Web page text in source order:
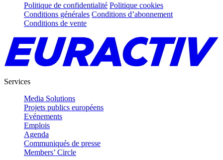
Politique de confidentialité Politique cookies
Conditions générales Conditions d’abonnement
Conditions de vente
Services
Media Solutions
Projets publics européens
Evénements
Emplois
Agenda
Communiqués de presse
Members’ Circle